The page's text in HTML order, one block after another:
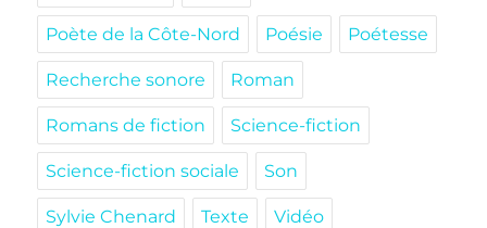
Poète de la Côte-Nord Poésie Poétesse
Recherche sonore Roman
Romans de fiction Science-fiction
Science-fiction sociale Son
Sylvie Chenard Texte Vidéo